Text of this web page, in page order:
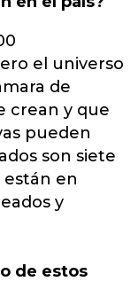
el universo
de
crean y que
pueden
son siete
en
y
de estos